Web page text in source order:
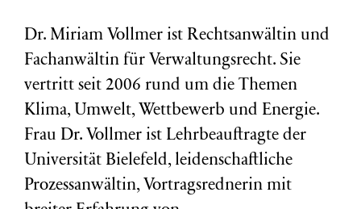
Dr. Miriam Vollmer ist Rechtsanwältin und
Fachanwältin für Verwaltungsrecht. Sie
vertritt seit 2006 rund um die Themen
Klima, Umwelt, Wettbewerb und Energie.
Frau Dr. Vollmer ist Lehrbeauftragte der
Universität Bielefeld, leidenschaftliche
Prozessanwältin, Vortragsrednerin mit